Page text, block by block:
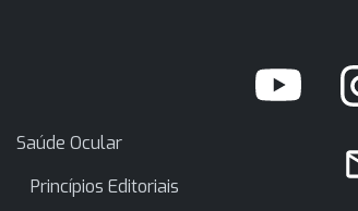
Saúde Ocular
Princípios Editoriais